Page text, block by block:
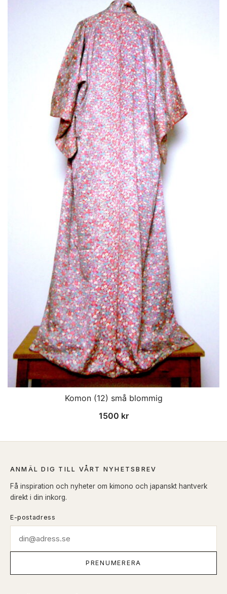
Komon (12) små blommig
1500 kr
ANMÄL DIG TILL VÅRT NYHETSBREV
Få inspiration och nyheter om kimono och japanskt hantverk
direkt i din inkorg.
E-postadress
PRENUMERERA